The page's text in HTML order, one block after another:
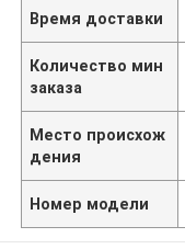
Время доставки
Количество мин
заказа
Место происхож
дения
Номер модели